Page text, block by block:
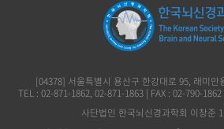
[04378] 서울특별시 용산구 한강대로 95, 래미안
TEL : 02-871-1862, 02-871-1863 | FAX : 02-790-
사단법인 한국뇌신경과학회 이창준